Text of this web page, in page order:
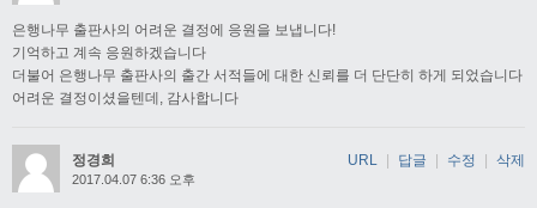
은행나무 출판사의 어려운 결정에 응원을 보냅니다!
기억하고 계속 응원하겠습니다
더불어 은행나무 출판사의 출간 서적들에 대한 신뢰를 더 단단히 하게 되었습니다
어려운 결정이셨을텐데, 감사합니다
정경희
2017.04.07 6:36 오후
URL 답글 수정 삭제